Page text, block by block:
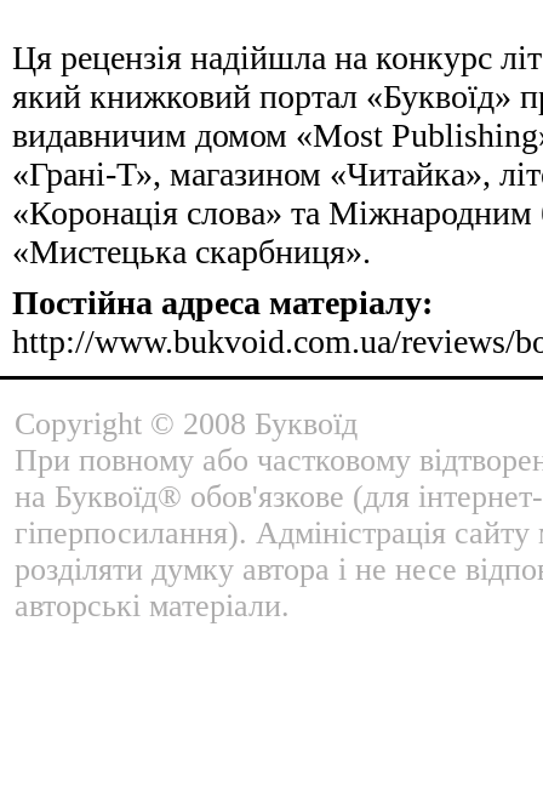
Ця рецензія надійшла на конкурс
який книжковий портал «Буквоїд»
видавничим домом «Most
«Грані-Т», магазином «Читайка»,
«Коронація слова» та
«Мистецька скарбниця».
Постійна адреса матеріалу:
http://www.bukvoid.com.ua/reviews/
Copyright © 2008 Буквоїд
При повному або частковому
на Буквоїд® обов'язкове (для
гіперпосилання). Адміністрація
розділяти думку автора і не несе
авторські матеріали.